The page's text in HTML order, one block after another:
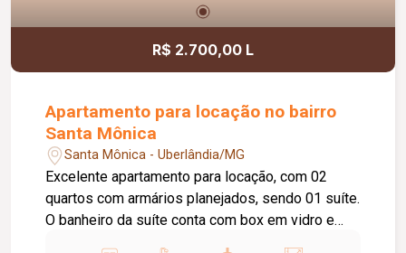
R$ 2.700,00 L
Apartamento para locação no bairro
Santa Mônica
Santa Mônica - Uberlândia/MG
Excelente apartamento para locação, com 02
quartos com armários planejados, sendo 01 suíte.
O banheiro da suíte conta com box em vidro e